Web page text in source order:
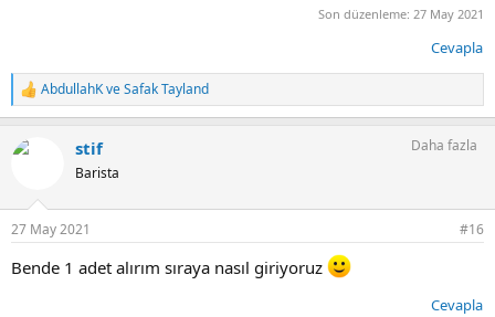
Son düzenleme: 27 May 2021
Cevapla
T
e
k
:
AbdullahKveSafak Tayland
stif
Barista
Daha fazla
27 May 2021 #16
Bende 1 adet alırım sıraya nasıl giriyoruz
Cevapla